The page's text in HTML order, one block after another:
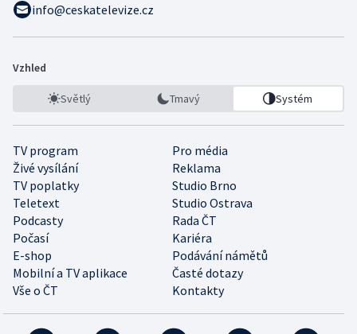
info@ceskatelevize.cz
Vzhled
Světlý Tmavý Systém
TV program
Pro média
Živé vysílání
Reklama
TV poplatky
Studio Brno
Teletext
Studio Ostrava
Podcasty
Rada ČT
Počasí
Kariéra
E-shop
Podávání námětů
Mobilní a TV aplikace
Časté dotazy
Vše o ČT
Kontakty